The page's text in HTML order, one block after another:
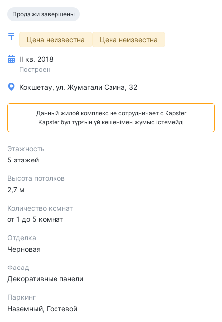
Продажи завершены
Цена неизвестна Цена неизвестна
II кв. 2018
Построен
Кокшетау, ул. Жумагали Саина, 32
Данный жилой комплекс не сотрудничает с Kapster
Kapster бұл тұрғын үй кешенімен жұмыс істемейді
Этажность
5 этажей
Высота потолков
2,7 м
Количество комнат
от 1 до 5 комнат
Отделка
Черновая
Фасад
Декоративные панели
Паркинг
Наземный, Гостевой